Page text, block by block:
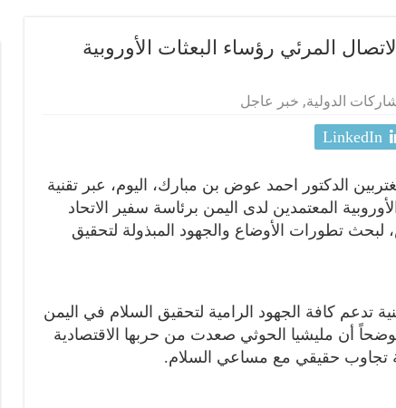
المرئي رؤساء البعثات الأوروبية
الدولية, خبر عاجل
LinkedIn
الدكتور احمد عوض بن مبارك، اليوم، عبر تقنية
المعتمدين لدى اليمن برئاسة سفير الاتحاد
لبحث تطورات الأوضاع والجهود المبذولة لتحقيق
تدعم كافة الجهود الرامية لتحقيق السلام في اليمن
أن مليشيا الحوثي صعدت من حربها الاقتصادية
تجاوب حقيقي مع مساعي السلام.